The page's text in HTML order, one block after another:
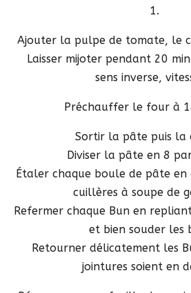
1.
Ajouter la pulpe de tomate, le
Laisser mijoter pendant 20
sens inverse,
Préchauffer le four à
Sortir la pâte puis la
Diviser la pâte en 8
Étaler chaque boule de pâte en
cuillères à soupe de
Refermer chaque Bun en
et bien souder les
Retourner délicatement les
jointures soient en